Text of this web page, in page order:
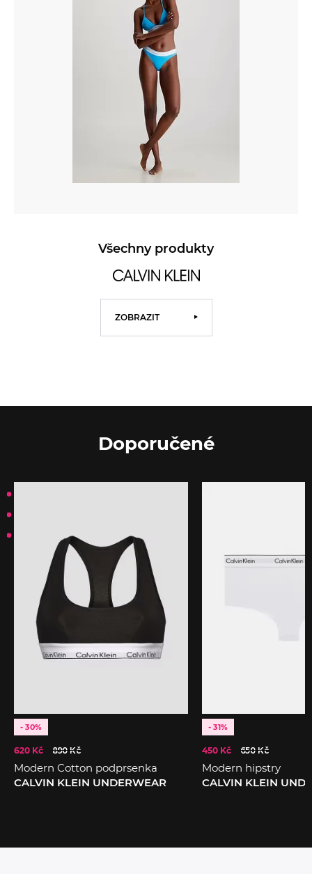
Všechny produkty
ZOBRAZIT
Doporučené
- 30%
620 Kč 890 Kč
Modern Cotton podprsenka
CALVIN KLEIN UNDERWEAR
- 31%
450 Kč 650 Kč
Modern hipstry
CALVIN KLEIN